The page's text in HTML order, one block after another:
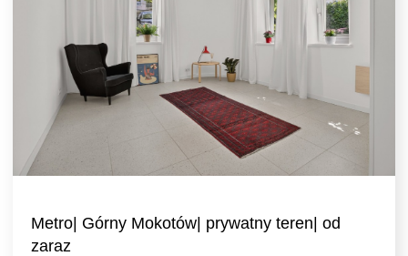
Metro| Górny Mokotów| prywatny teren| od
zaraz